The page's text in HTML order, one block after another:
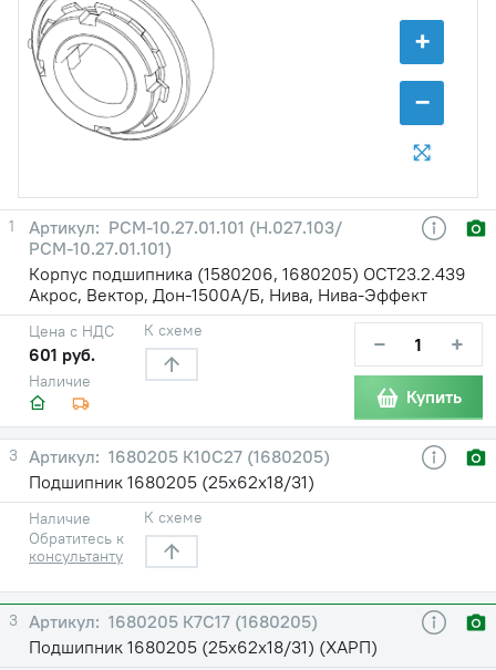
+
−
1
РСМ-10.27.01.101 (Н.027.103/
РСМ-10.27.01.101)
Корпус подшипника (1580206, 1680205) ОСТ23.2.439
Акрос, Вектор, Дон-1500А/Б, Нива, Нива-Эффект
Наличие
Цена с НДС
601 руб.
К схеме − +
Купить
3
1680205 К10С27 (1680205)
Подшипник 1680205 (25х62х18/31)
Наличие
Обратитесь к
консультанту
К схеме
3
1680205 К7С17 (1680205)
Подшипник 1680205 (25х62х18/31) (ХАРП)